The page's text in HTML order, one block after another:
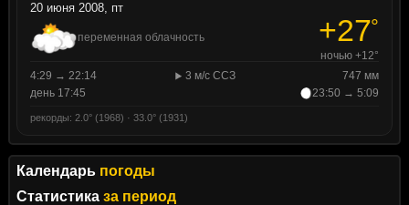
20 июня 2008, пт
переменная облачность +27°
ночью +12°
4:29 → 22:14
3 м/с ССЗ
747 мм
день 17:45
23:50 → 5:09
рекорды: 2.0° (1968) · 33.0° (1931)
Календарь погоды
Статистика за период